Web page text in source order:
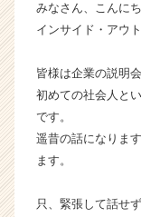
みなさん、こんにち
インサイド・アウ
皆様は企業の説明
初めての社会人と
です。
遥昔の話になりま
ます。
只、緊張して話せ